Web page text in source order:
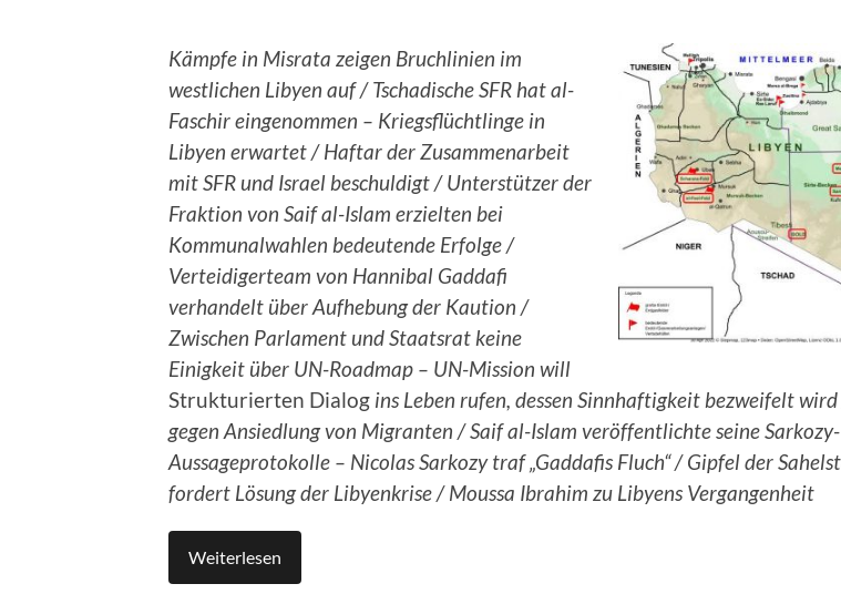
Kämpfe in Misrata zeigen Bruchlinien im
westlichen Libyen auf / Tschadische SFR hat al-
Faschir eingenommen – Kriegsflüchtlinge in
Libyen erwartet / Haftar der Zusammenarbeit
mit SFR und Israel beschuldigt / Unterstützer der
Fraktion von Saif al-Islam erzielten bei
Kommunalwahlen bedeutende Erfolge /
Verteidigerteam von Hannibal Gaddafi
verhandelt über Aufhebung der Kaution /
Zwischen Parlament und Staatsrat keine
Einigkeit über UN-Roadmap – UN-Mission will
Strukturierten Dialog ins Leben rufen, dessen Sinnhaftigkeit bezweifelt
gegen Ansiedlung von Migranten / Saif al-Islam veröffentlichte seine Sarkozy-
Aussageprotokolle – Nicolas Sarkozy traf „Gaddafis Fluch“ / Gipfel der
fordert Lösung der Libyenkrise / Moussa Ibrahim zu Libyens Vergangenheit
Weiterlesen